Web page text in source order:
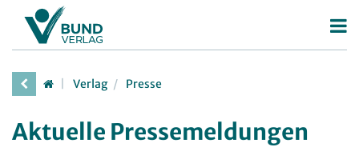
Betriebsratswahl
Betriebsratsarbeit
Deutscher Personalräte-Preis
JAV
Verlag Presse
Aktuelle Pressemeldungen